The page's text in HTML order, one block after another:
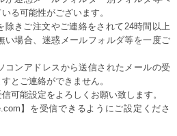
る可能性がございます。
除きご注文やご連絡をされて24時間以上
い場合、迷惑メールフォルダ等を一度ご
コンアドレスから送信されたメールの受
とご連絡ができません。
可能設定をよろしくお願い致します。
】を受信できるようにご設定くださ